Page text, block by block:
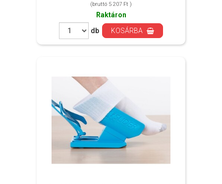
(bruttó 5 207 Ft )
Raktáron
db
KOSÁRBA